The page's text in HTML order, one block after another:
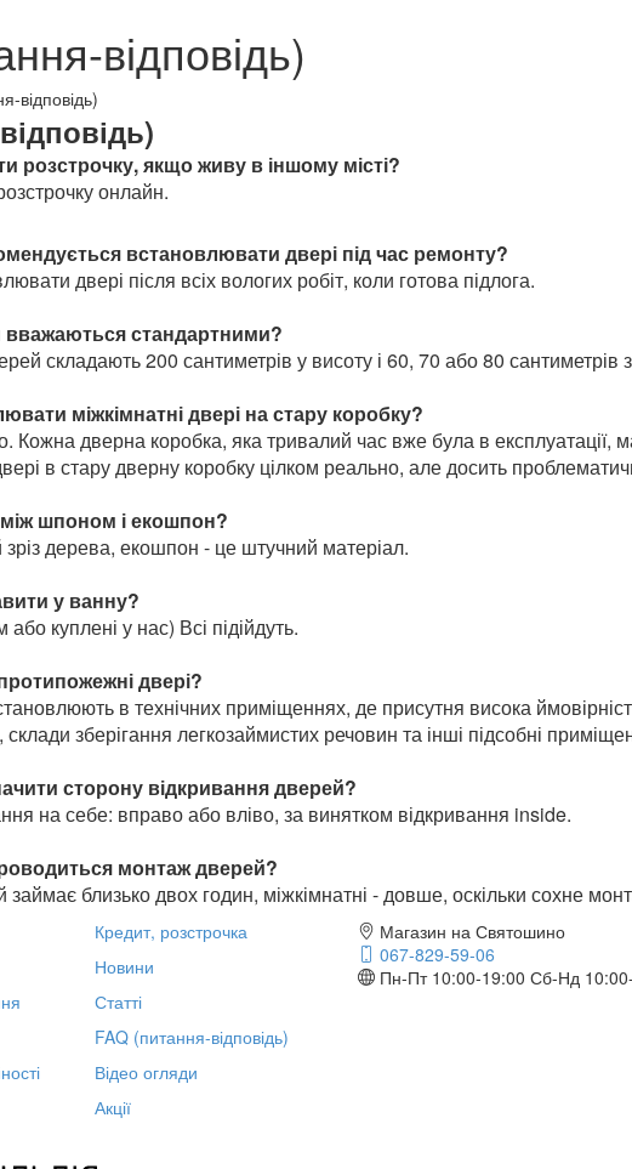
відповідь)
відповідь)
розстрочку, якщо живу в іншому місті?
онлайн.
встановлювати двері під час ремонту?
двері після всіх вологих робіт, коли готова підлога.
вважаються стандартними?
складають 200 сантиметрів у висоту і 60, 70 або 80
міжкімнатні двері на стару коробку?
дверна коробка, яка тривалий час вже була в експлуатації,
в стару дверну коробку цілком реально, але досить
між шпоном і екошпон?
дерева, екошпон - це штучний матеріал.
у ванну?
куплені у нас) Всі підійдуть.
двері?
в технічних приміщеннях, де присутня висока
зберігання легкозаймистих речовин та інші підсобні
сторону відкривання дверей?
на себе: вправо або вліво, за винятком відкривання inside.
монтаж дверей?
близько двох годин, міжкімнатні - довше, оскільки сохне
Кредит, розстрочка
Новини
Статті
FAQ (питання-відповідь)
Відео огляди
Акції
Магазин на Святошино
067-829-59-06
Пн-Пт 10:00-19:00 Сб-Нд